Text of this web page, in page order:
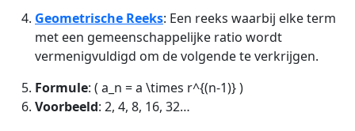
Geometrische Reeks: Een reeks waarbij elke term
met een gemeenschappelijke ratio wordt
vermenigvuldigd om de volgende te verkrijgen.
Formule: ( a_n = a \times r^{(n-1)} )
Voorbeeld: 2, 4, 8, 16, 32…